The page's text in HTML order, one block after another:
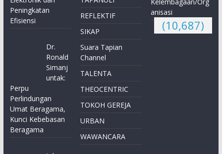
Peningkatan
Efisiensi
Dr.
Ronald
Simanj
untak:
Perpu
Perlindungan
Umat Beragama,
Kunci Kebebasan
Beragama
REFLEKTIF
SIKAP
Suara Tapian
Channel
TALENTA
THEOCENTRIC
TOKOH GEREJA
URBAN
WAWANCARA
anisasi
(10,687)